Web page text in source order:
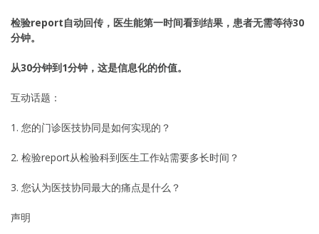
检验report自动回传，医生能第一时间看到结果，患者无需等待30
分钟。
从30分钟到1分钟，这是信息化的价值。
互动话题：
1. 您的门诊医技协同是如何实现的？
2. 检验report从检验科到医生工作站需要多长时间？
3. 您认为医技协同最大的痛点是什么？
声明